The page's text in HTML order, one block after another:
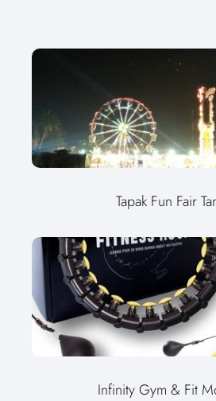
Tapak Fun Fair
Infinity Gym & Fit